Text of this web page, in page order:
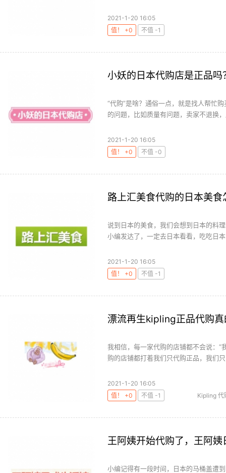
2021-1-20 16:05
值！ +0
不值 -1
小妖的日本代购店是正品吗
“代购”是啥？通俗一点，就是找人帮忙
的问题，比如质量有问题，卖家不退换
2021-1-20 16:05
值！ +0
不值 -0
路上汇美食代购的日本美食
说到日本的美食，我们会想到日本的料
小编发达了，一定去日本看看，吃吃日
2021-1-20 16:05
值！ +0
不值 -1
漂流再生kipling正品代购
我相信，每一家代购的店铺都不会说：“
购的店铺都打着我们只代购正品，我们
2021-1-20 16:05
值！ +0
不值 -1 Kipling 代
王阿姨开始代购了，王阿
小编记得有一段时间，日本的马桶盖遭